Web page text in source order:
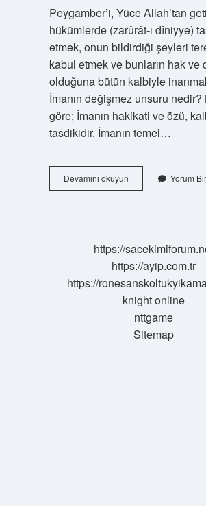
Peygamber’i, Yüce Allah’tan
hükümlerde (zarûrât-ı dîniyye)
etmek, onun bildirdiği şeyleri
kabul etmek ve bunların hak ve
olduğuna bütün kalbiyle
İmanın değişmez unsuru nedir?
göre; İmanın hakikati ve özü,
tasdikidir. İmanın temel…
Devamını okuyunİManın
Temeli
Yorum
https://
https://ayip.com.tr
https://
knight online
nttgame
Sitemap